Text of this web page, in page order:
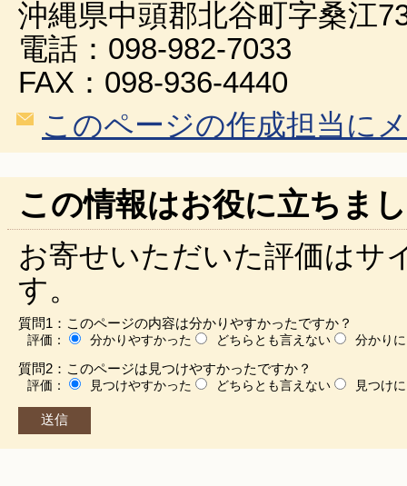
沖縄県中頭郡北谷町字桑江
電話：098-982-7033
FAX：098-936-4440
このページの作成担当に
この情報はお役に立ちま
お寄せいただいた評価はサ
す。
質問1：このページの内容は分かりやすかったですか？
評価： 分かりやすかった どちらとも言えない 分かり
質問2：このページは見つけやすかったですか？
評価： 見つけやすかった どちらとも言えない 見つけ